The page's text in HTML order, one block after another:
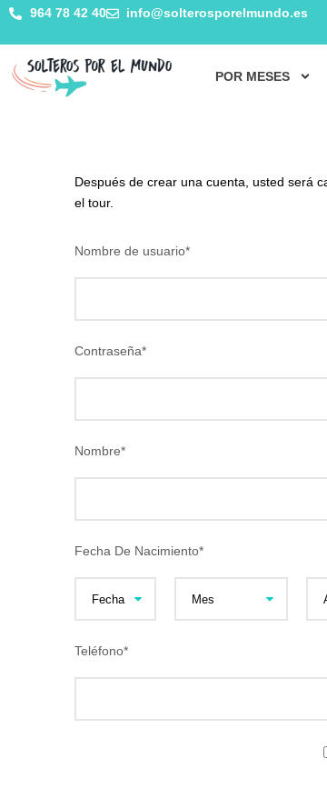
964 78 42 40 info@solterosporelmundo.es
POR MESES
Después de crear una cuenta, usted será
el tour.
Nombre de usuario*
Contraseña*
Nombre*
Fecha De Nacimiento*
Teléfono*